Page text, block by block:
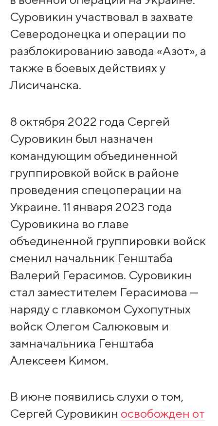
Суровикин участвовал в захвате
Северодонецка и операции по
разблокированию завода «Азот», а
также в боевых действиях у
Лисичанска.
8 октября 2022 года Сергей
Суровикин был назначен
командующим объединенной
группировкой войск в районе
проведения спецоперации на
Украине. 11 января 2023 года
Суровикина во главе
объединенной группировки войск
сменил начальник Генштаба
Валерий Герасимов. Суровикин
стал заместителем Герасимова —
наряду с главкомом Сухопутных
войск Олегом Салюковым и
замначальника Генштаба
Алексеем Кимом.
В июне появились слухи о том,
Сергей Суровикин освобожден от